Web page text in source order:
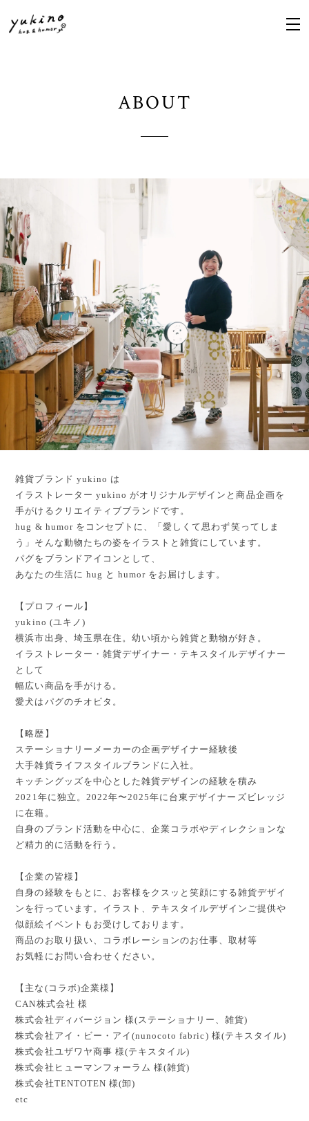
ABOUT
雑貨ブランド yukino は
イラストレーター yukino がオリジナルデザインと商品企画を
手がけるクリエイティブブランドです。
hug & humor をコンセプトに、「愛しくて思わず笑ってしま
う」そんな動物たちの姿をイラストと雑貨にしています。
パグをブランドアイコンとして、
あなたの生活に hug と humor をお届けします。
【プロフィール】
yukino (ユキノ)
横浜市出身、埼玉県在住。幼い頃から雑貨と動物が好き。
イラストレーター・雑貨デザイナー・テキスタイルデザイナー
として
幅広い商品を手がける。
愛犬はパグのチオビタ。
【略歴】
ステーショナリーメーカーの企画デザイナー経験後
大手雑貨ライフスタイルブランドに入社。
キッチングッズを中心とした雑貨デザインの経験を積み
2021年に独立。2022年〜2025年に台東デザイナーズビレッジ
に在籍。
自身のブランド活動を中心に、企業コラボやディレクションな
ど精力的に活動を行う。
【企業の皆様】
自身の経験をもとに、お客様をクスッと笑顔にする雑貨デザイ
ンを行っています。イラスト、テキスタイルデザインご提供や
似顔絵イベントもお受けしております。
商品のお取り扱い、コラボレーションのお仕事、取材等
お気軽にお問い合わせください。
【主な(コラボ)企業様】
CAN株式会社 様
株式会社ディバージョン 様(ステーショナリー、雑貨)
株式会社アイ・ビー・アイ(nunocoto fabric) 様(テキスタイル)
株式会社ユザワヤ商事 様(テキスタイル)
株式会社ヒューマンフォーラム 様(雑貨)
株式会社TENTOTEN 様(卸)
etc